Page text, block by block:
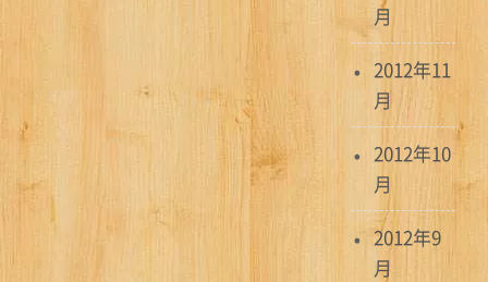
月
2012年11
月
2012年10
月
2012年9
月